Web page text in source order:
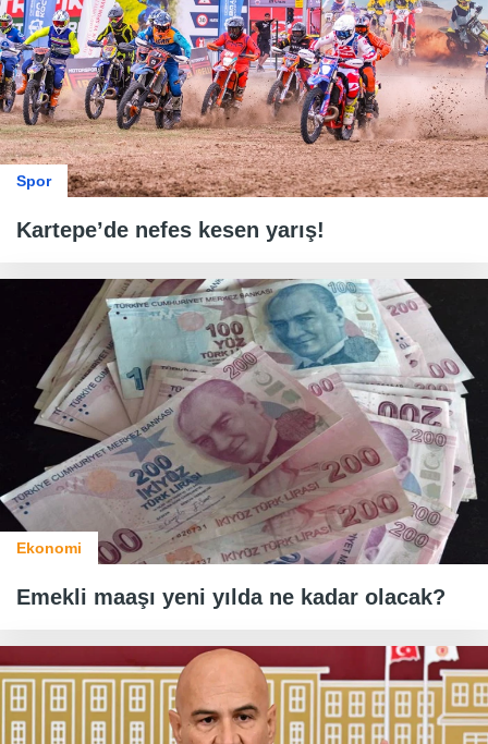
Spor
Kartepe’de nefes kesen yarış!
Ekonomi
Emekli maaşı yeni yılda ne kadar olacak?